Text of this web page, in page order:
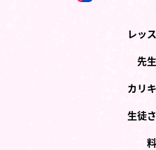
レッ
先
カリ
生徒